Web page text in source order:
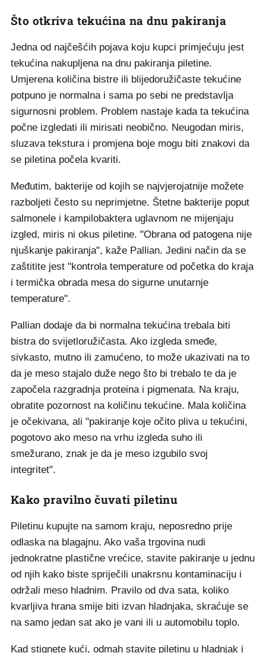
Što otkriva tekućina na dnu pakiranja
Jedna od najčešćih pojava koju kupci primjećuju jest
tekućina nakupljena na dnu pakiranja piletine.
Umjerena količina bistre ili blijedoružičaste tekućine
potpuno je normalna i sama po sebi ne predstavlja
sigurnosni problem. Problem nastaje kada ta tekućina
počne izgledati ili mirisati neobično. Neugodan miris,
sluzava tekstura i promjena boje mogu biti znakovi da
se piletina počela kvariti.
Međutim, bakterije od kojih se najvjerojatnije možete
razboljeti često su neprimjetne. Štetne bakterije poput
salmonele i kampilobaktera uglavnom ne mijenjaju
izgled, miris ni okus piletine. "Obrana od patogena nije
njuškanje pakiranja", kaže Pallian. Jedini način da se
zaštitite jest "kontrola temperature od početka do kraja
i termička obrada mesa do sigurne unutarnje
temperature".
Pallian dodaje da bi normalna tekućina trebala biti
bistra do svijetloružičasta. Ako izgleda smeđe,
sivkasto, mutno ili zamućeno, to može ukazivati na to
da je meso stajalo duže nego što bi trebalo te da je
započela razgradnja proteina i pigmenata. Na kraju,
obratite pozornost na količinu tekućine. Mala količina
je očekivana, ali "pakiranje koje očito pliva u tekućini,
pogotovo ako meso na vrhu izgleda suho ili
smežurano, znak je da je meso izgubilo svoj
integritet".
Kako pravilno čuvati piletinu
Piletinu kupujte na samom kraju, neposredno prije
odlaska na blagajnu. Ako vaša trgovina nudi
jednokratne plastične vrećice, stavite pakiranje u jednu
od njih kako biste spriječili unakrsnu kontaminaciju i
održali meso hladnim. Pravilo od dva sata, koliko
kvarljiva hrana smije biti izvan hladnjaka, skraćuje se
na samo jedan sat ako je vani ili u automobilu toplo.
Kad stignete kući, odmah stavite piletinu u hladnjak i